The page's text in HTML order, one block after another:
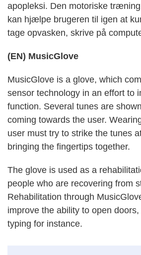
apopleksi. Den motoriske
kan hjælpe brugeren til igen at
tage opvasken, skrive på
(EN) MusicGlove
MusicGlove is a glove, which
sensor technology in an effort to
function. Several tunes are
coming towards the user.
user must try to strike the tunes
bringing the fingertips together.
The glove is used as a
people who are recovering from
Rehabilitation through
improve the ability to open
typing for instance.